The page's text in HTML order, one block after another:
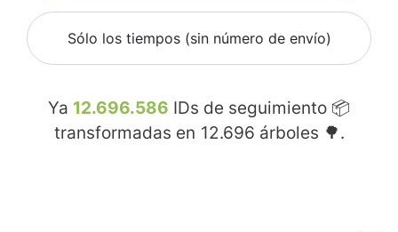
Sólo los tiempos (sin número de envío)
Ya 12.696.586 IDs de seguimiento 📦
transformadas en 12.696 árboles 🌳.